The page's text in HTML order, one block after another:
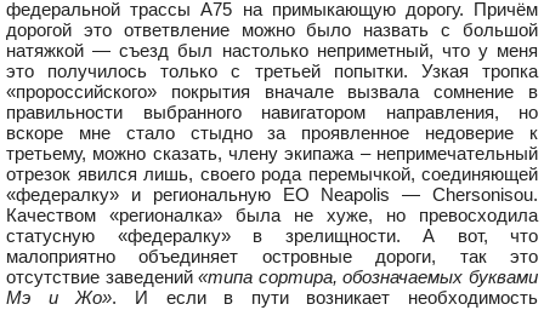
федеральной трассы А75 на примыкающую дорогу. Причём
дорогой это ответвление можно было назвать с большой
натяжкой — съезд был настолько неприметный, что у меня
это получилось только с третьей попытки. Узкая тропка
«пророссийского» покрытия вначале вызвала сомнение в
правильности выбранного навигатором направления, но
вскоре мне стало стыдно за проявленное недоверие к
третьему, можно сказать, члену экипажа – непримечательный
отрезок явился лишь, своего рода перемычкой, соединяющей
«федералку» и региональную EO Neapolis — Chersonisou.
Качеством «регионалка» была не хуже, но превосходила
статусную «федералку» в зрелищности. А вот, что
малоприятно объединяет островные дороги, так это
отсутствие заведений«типа сортира, обозначаемых буквами
Мэ и Жо». И если в пути возникает необходимость